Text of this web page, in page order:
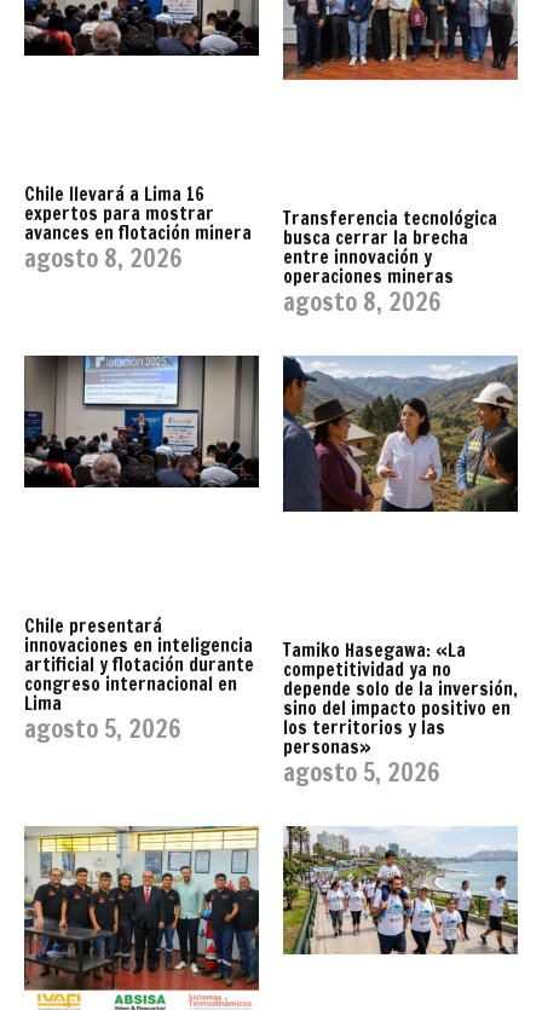
Chile llevará a Lima 16
expertos para mostrar
avances en flotación minera
agosto 8, 2026
Transferencia tecnológica
busca cerrar la brecha
entre innovación y
operaciones mineras
agosto 8, 2026
Chile presentará
innovaciones en inteligencia
artificial y flotación durante
congreso internacional en
Lima
agosto 5, 2026
Tamiko Hasegawa: «La
competitividad ya no
depende solo de la inversión,
sino del impacto positivo en
los territorios y las
personas»
agosto 5, 2026